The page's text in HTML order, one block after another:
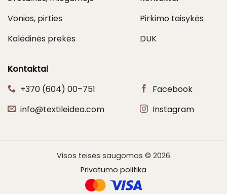
Vonios, pirties
Kalėdinės prekės
Pirkimo taisykės
DUK
Kontaktai
+370 (604) 00–751
info@textileidea.com
Facebook
Instagram
Visos teisės saugomos © 2026
Privatumo politika